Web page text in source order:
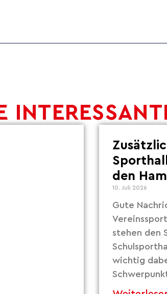
den
10. Juli 2026
Gute
stehen den
wichtig